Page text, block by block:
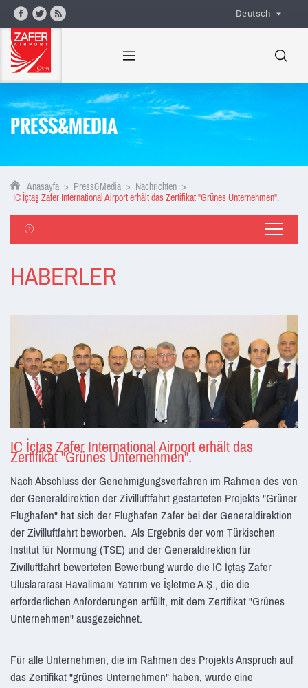
Deutsch
PRESS&MEDIA
Anasayfa > Press&Media > Nachrichten >
IC İçtaş Zafer International Airport erhält das Zertifikat "Grünes Unternehmen".
HABERLER
IC İçtaş Zafer International Airport erhält das
Zertifikat "Grünes Unternehmen".
Nach Abschluss der Genehmigungsverfahren im Rahmen des von
der Generaldirektion der Zivilluftfahrt gestarteten Projekts "Grüner
Flughafen" hat sich der Flughafen Zafer bei der Generaldirektion
der Zivilluftfahrt beworben. Als Ergebnis der vom Türkischen
Institut für Normung (TSE) und der Generaldirektion für
Zivilluftfahrt bewerteten Bewerbung wurde die IC İçtaş Zafer
Uluslararası Havalimanı Yatırım ve İşletme A.Ş., die die
erforderlichen Anforderungen erfüllt, mit dem Zertifikat "Grünes
Unternehmen" ausgezeichnet.
Für alle Unternehmen, die im Rahmen des Projekts Anspruch auf
das Zertifikat "grünes Unternehmen" haben, wurde eine